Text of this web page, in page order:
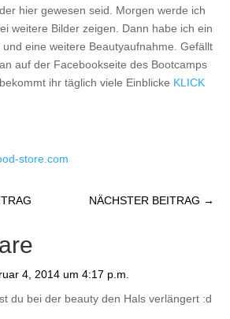
hier gewesen seid. Morgen werde ich
weitere Bilder zeigen. Dann habe ich ein
eine weitere Beautyaufnahme. Gefällt
auf der Facebookseite des Bootcamps
ihr täglich viele Einblicke KLICK
store.com
NÄCHSTER BEITRAG →
4, 2014 um 4:17 p.m.
du bei der beauty den Hals verlängert :d